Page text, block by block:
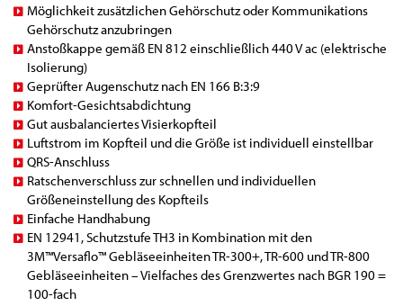
Möglichkeit zusätzlichen Gehörschutz oder Kommunikations
Gehörschutz anzubringen
Anstoßkappe gemäß EN 812 einschließlich 440 V ac (elektrische
Isolierung)
Geprüfter Augenschutz nach EN 166 B:3:9
Komfort-Gesichtsabdichtung
Gut ausbalanciertes Visierkopfteil
Luftstrom im Kopfteil und die Größe ist individuell einstellbar
QRS-Anschluss
Ratschenverschluss zur schnellen und individuellen
Größeneinstellung des Kopfteils
Einfache Handhabung
EN 12941, Schutzstufe TH3 in Kombination mit den
3M™Versaflo™ Gebläseeinheiten TR-300+, TR-600 und TR-800
Gebläseeinheiten – Vielfaches des Grenzwertes nach BGR 190 =
100-fach